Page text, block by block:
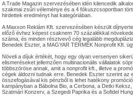
A Trade Magazin szervezésében idén kilencedik
szakmai zsűri véleménye és a 4 fókuszcsoportban
hirdettek eredményt hat kategóriában.
A Maxxon Reklám Kft. szervezésében készült
előző évhez képest csaknem 70 százalékkal
száma, és minden résztvevő cég legalább
Benedek Eszter, a MAGYAR TERMÉK Nonprofit Kft.
Növeli a díjuk értékét, hogy egy olyan versenyen
elismeréseket jellemzően multinacionális vállalatok
többszöröse annak, amit a nonprofit kft., illetve a
cégek áldozni tudnak erre. Benedek Eszter szerint az
összefogásával kis pénzből is lehet hatékony
kampányban a Bábolna Bio, a Cerbona, a Detki
Szatmári Konzerv, a Szegedi Paprika és a Sofidel